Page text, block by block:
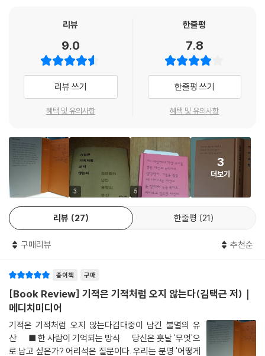
지혜가 필요합니다. 수많은 난관을 헤쳐 나가야만 합니다. 그러나 저는 이
것이 역사의 순리하고 생각합니다. 세계인의 바람이고 우리 민족이 사는
길이라고 생각합니다. - 도전 --- p.100
문화예술인은 간섭하면 죽는다. -2007년 11월 22일 창작인 포럼 특별강
연에서 - 도전 --- p.110
아닙니다. 때로는 험한 모습을 띠면서 으르릉거리며 오기도 합니다. - 지혜
--- p.124
재판장의 입 모양을 뚫어지게 보았다. 입술이 옆으로 찢어지면 사, 사형이
었고, 입술이 앞쪽으로 튀어나오면 무, 무기징역이었다. 입이 나오면 살고,
찢어지면 죽었다.
재판관 문응식(육군소장의 입이 찢어졌다. “김대중, 사형.” - 성찰 --- p.1
54
나는 일반적 인상과는 달리 참 눈물이 많다. 남 앞에서 안 보이려고 애쓸 뿐
김대중은 이렇게 주장했다. “맹자는 심지어 옳지 않은 왕을 죽이는 것까지
도 인정했다. 폭군은 죽이는 것이 정당한 것인가를 물었을 때 맹자는 왕이
하늘로부터 위임받은 통치권을 잃게 되면 백성의 충성을 받을 자격이 없다
게 주어진 수난과 불행을 내일의 기회와 에너지로 바꾸려 최선을 다했다.
지 않고 악마의 모습으로도 찾아온다고 믿었다.
인간 김대중, 그 내면의 풍경
한편으로 이 책은 너무나 인간적인 김대중을 담아낸다. 일반의 인상과 달
리 김대중은 눈물이 많았다. 형제 중에서 겁도 가장 많았다. 그렇지만 해야
끝에 행동하는 사람이었기에, 연설문 한 줄, 인터뷰 한 문장도 언제나 진지
했다. 섬사람 김대중이 엄혹한 군사독재를 뚫고 ‘이름을 지키며 살아내려
면’ 가벼움과 안락함을 누릴 수 없었다. 거의 매순간 유혹을 참아내야 했다.
하지만 김대중은 꽃, 나무, 강아지, 아내와 함께하는 시간을 온전히 즐길
줄 아는 사람이었다. 대자연의 생명을 귀히 여겼고, 여성과 이민자 등 사회
적 약자를 위해 뭔가 해내려고 했다. 만일 한반도에 평화가 찾아왔다면, 그
더로서 환경과 전쟁을 막는 일에 기꺼이, 더 오랫동안 헌신할 수 있었을 것
우리는 김대중이 그립다. 그러나 그리움이 전부가 아니다.
김대중의 사상과 지혜는 형형하게 통용된다.
지금, 김대중이라면 우리에게 어떤 통찰을 줄 것인가?
리뷰
9.0
리뷰 쓰기
혜택 및 유의사항
한줄평
7.8
한줄평 쓰기
혜택 및 유의사항
3 5
3
더보기
리뷰 27 한줄평 21
구매리뷰 추천순
종이책 구매
[Book Review] 기적은 기적처럼 오지 않는다(김택근 저)｜
메디치미디어
기적은 기적처럼 오지 않는다김대중이 남긴 불멸의 유
산 ■ 한 사람이 기억되는 방식 당신은 훗날 '무엇'으
로 남고 싶은가? 어리석은 질문이다. 우리는 분명 '어떻게